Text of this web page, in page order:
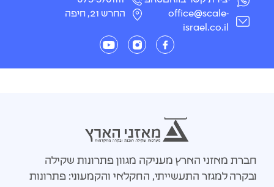
office@scale-
israel.co.il
החרש 21, חיפה
חברת מאזני הארץ מעניקה מגוון פתרונות שקילה
ובקרה למגזר התעשייתי, החקלאי והקמעוני: פתרונות